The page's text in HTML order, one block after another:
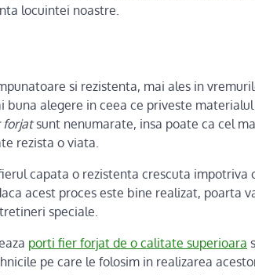
locuintei noastre.
si rezistenta, mai ales in
buna alegere in ceea ce priveste
forjatsunt nenumarate, insa poate ca cel
rezista o viata.
capata o rezistenta crescuta
acest proces este bine realizat, poarta
speciale.
porti fier forjat de o calitate superioara
pe care le folosim in realizarea